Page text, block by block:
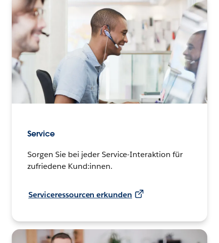
Service
Sorgen Sie bei jeder Service-Interaktion für
zufriedene Kund:innen.
Serviceressourcen erkunden